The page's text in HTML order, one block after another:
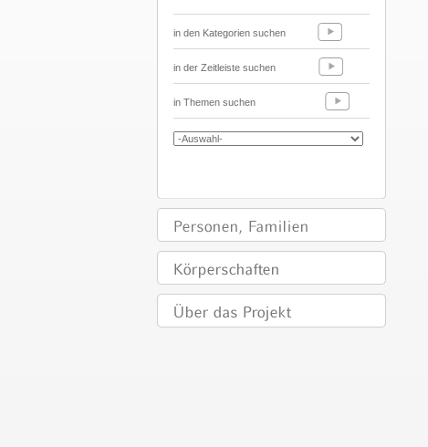
in den Kategorien suchen
in der Zeitleiste suchen
in Themen suchen